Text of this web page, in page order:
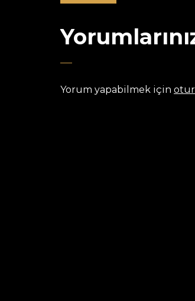
Yorum yapabilmek için